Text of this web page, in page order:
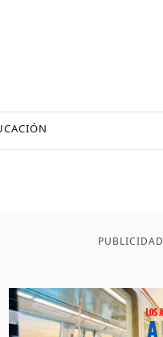
PUBLICIDAD